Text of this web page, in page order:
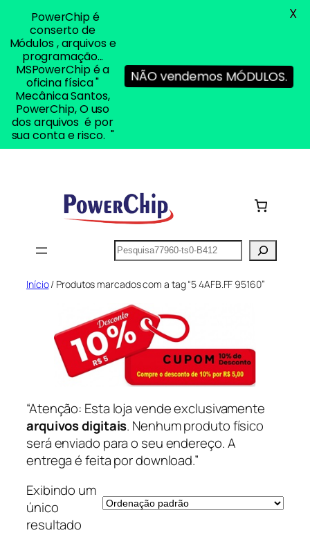
Pesquisar
Início/ Produtos marcados com a tag “5 4AFB.FF 95160”
“Atenção: Esta loja vende exclusivamente
arquivos digitais. Nenhum produto físico
será enviado para o seu endereço. A
entrega é feita por download.”
Exibindo um
único
resultado
PowerChip é
conserto de
Módulos , arquivos e
programação...
MSPowerChip é a
oficina física "
Mecânica Santos,
PowerChip, O uso
dos arquivos é por
sua conta e risco. "
NÃO vendemos MÓDULOS.
X